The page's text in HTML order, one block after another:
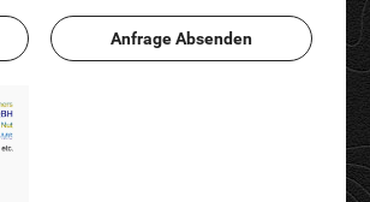
Sechskantig Sechskant-Rivnut
Anfrage Absenden